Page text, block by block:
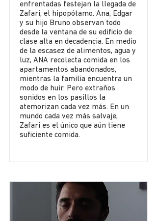
enfrentadas festejan la llegada de
Zafari, el hipopótamo. Ana, Edgar
y su hijo Bruno observan todo
desde la ventana de su edificio de
clase alta en decadencia. En medio
de la escasez de alimentos, agua y
luz, ANA recolecta comida en los
apartamentos abandonados,
mientras la familia encuentra un
modo de huir. Pero extraños
sonidos en los pasillos la
atemorizan cada vez más. En un
mundo cada vez más salvaje,
Zafari es el único que aún tiene
suficiente comida.